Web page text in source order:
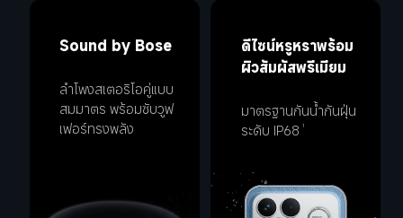
Sound by Bose
ลำโพงสเตอริโอคู่แบบ
สมมาตร พร้อมซับวูฟ
เฟอร์ทรงพลัง
ดีไซน์หรูหราพร้อม
ผิวสัมผัสพรีเมียม
มาตรฐานกันน้ำกันฝุ่น
ระดับ IP68 1